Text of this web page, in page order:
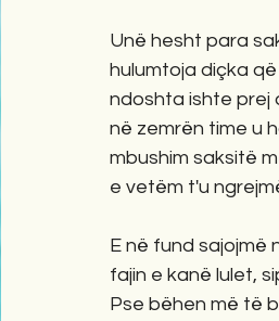
Unë hesht para
hulumtoja diçka
ndoshta ishte prej
në zemrën time u
mbushim saksitë
e vetëm t'u
E në fund sajojmë
fajin e kanë lulet,
Pse bëhen më të